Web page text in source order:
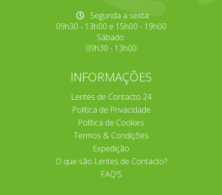
Segunda a sexta:
09h30 - 13h00 e 15h00 - 19h00
Sábado:
09h30 - 13h00
INFORMAÇÕES
Lentes de Contacto 24
Política de Privacidade
Política de Cookies
Termos & Condições
Expedição
O que são Lentes de Contacto?
FAQ'S